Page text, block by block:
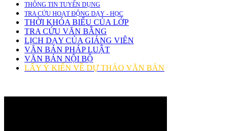
THÔNG TIN TUYỂN DỤNG
TRA CỨU HOẠT ĐỘNG DẠY - HỌC
THỜI KHÓA BIỂU CỦA LỚP
TRA CỨU VĂN BẰNG
LỊCH DẠY CỦA GIẢNG VIÊN
VĂN BẢN PHÁP LUẬT
VĂN BẢN NỘI BỘ
LẤY Ý KIẾN VỀ DỰ THẢO VĂN BẢN